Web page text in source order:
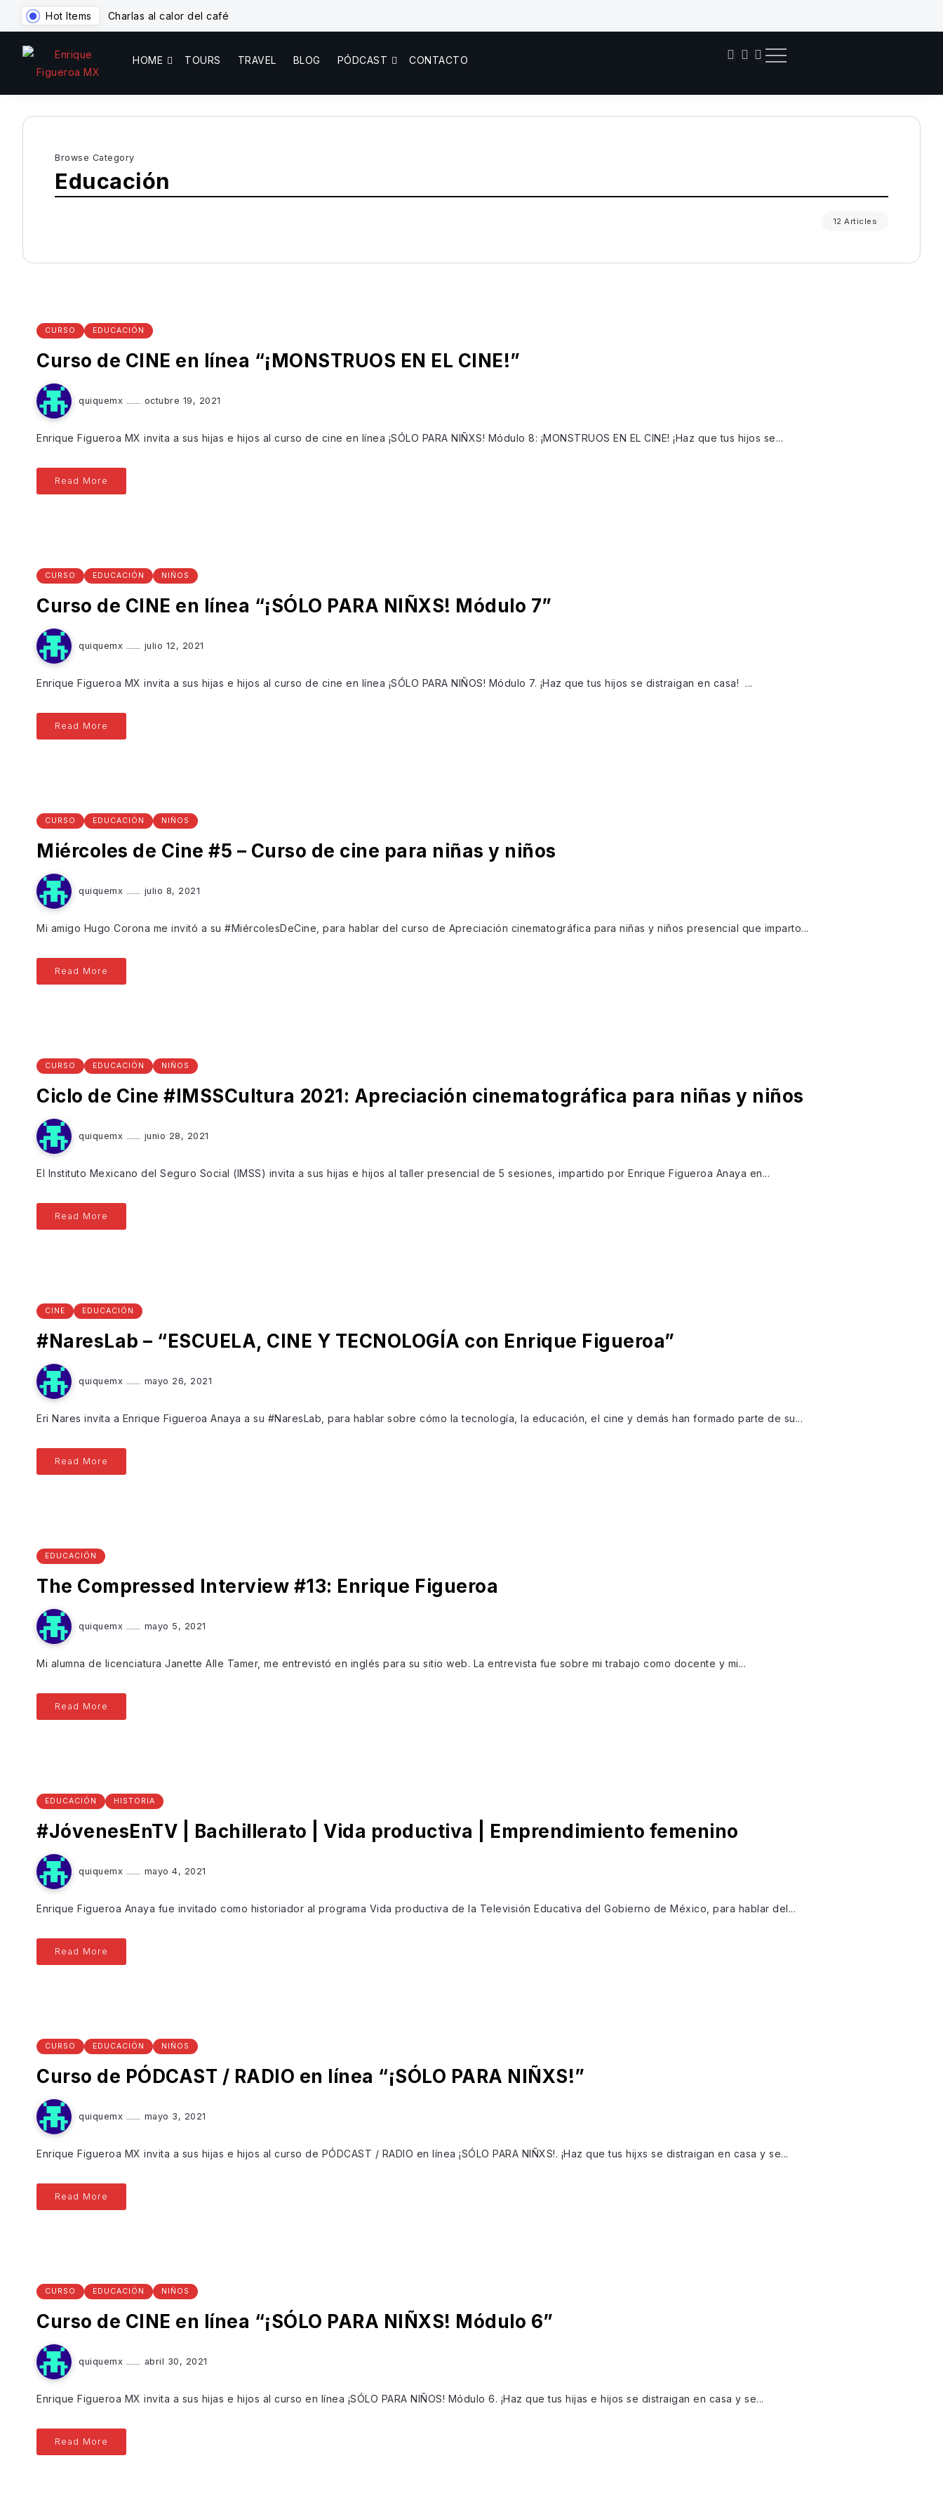
Hot Items Charlas al calor del café
HOME TOURS TRAVEL BLOG PÓDCAST CONTACTO
Browse Category
Educación
12 Articles
CURSO EDUCACIÓN
Curso de CINE en línea “¡MONSTRUOS EN EL CINE!”
quiquemx octubre 19, 2021
Enrique Figueroa MX invita a sus hijas e hijos al curso de cine en línea ¡SÓLO PARA NIÑXS! Módulo 8: ¡MONSTRUOS EN EL CINE! ¡Haz que tus hijos se...
Read More
CURSO EDUCACIÓN NIÑOS
Curso de CINE en línea “¡SÓLO PARA NIÑXS! Módulo 7”
quiquemx julio 12, 2021
Enrique Figueroa MX invita a sus hijas e hijos al curso de cine en línea ¡SÓLO PARA NIÑOS! Módulo 7. ¡Haz que tus hijos se distraigan en casa! ...
Read More
CURSO EDUCACIÓN NIÑOS
Miércoles de Cine #5 – Curso de cine para niñas y niños
quiquemx julio 8, 2021
Mi amigo Hugo Corona me invitó a su #MiércolesDeCine, para hablar del curso de Apreciación cinematográfica para niñas y niños presencial que imparto...
Read More
CURSO EDUCACIÓN NIÑOS
Ciclo de Cine #IMSSCultura 2021: Apreciación cinematográfica para niñas y niños
quiquemx junio 28, 2021
El Instituto Mexicano del Seguro Social (IMSS) invita a sus hijas e hijos al taller presencial de 5 sesiones, impartido por Enrique Figueroa Anaya en...
Read More
CINE EDUCACIÓN
#NaresLab – “ESCUELA, CINE Y TECNOLOGÍA con Enrique Figueroa”
quiquemx mayo 26, 2021
Eri Nares invita a Enrique Figueroa Anaya a su #NaresLab, para hablar sobre cómo la tecnología, la educación, el cine y demás han formado parte de su...
Read More
EDUCACIÓN
The Compressed Interview #13: Enrique Figueroa
quiquemx mayo 5, 2021
Mi alumna de licenciatura Janette Alle Tamer, me entrevistó en inglés para su sitio web. La entrevista fue sobre mi trabajo como docente y mi...
Read More
EDUCACIÓN HISTORIA
#JóvenesEnTV​ | Bachillerato | Vida productiva | Emprendimiento femenino
quiquemx mayo 4, 2021
Enrique Figueroa Anaya fue invitado como historiador al programa Vida productiva de la Televisión Educativa del Gobierno de México, para hablar del...
Read More
CURSO EDUCACIÓN NIÑOS
Curso de PÓDCAST / RADIO en línea “¡SÓLO PARA NIÑXS!”
quiquemx mayo 3, 2021
Enrique Figueroa MX invita a sus hijas e hijos al curso de PÓDCAST / RADIO en línea ¡SÓLO PARA NIÑXS!. ¡Haz que tus hijxs se distraigan en casa y se...
Read More
CURSO EDUCACIÓN NIÑOS
Curso de CINE en línea “¡SÓLO PARA NIÑXS! Módulo 6”
quiquemx abril 30, 2021
Enrique Figueroa MX invita a sus hijas e hijos al curso en línea ¡SÓLO PARA NIÑOS! Módulo 6. ¡Haz que tus hijas e hijos se distraigan en casa y se...
Read More